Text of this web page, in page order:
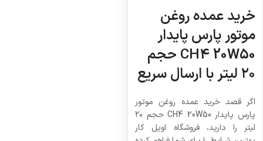
خرید عمده روغن
موتور پارس پایدار
CH4 20W50 حجم
۲۰ لیتر با ارسال سریع
اگر قصد خرید عمده روغن موتور
پارس پایدار CH4 20W50 حجم ۲۰
لیتر را دارید، فروشگاه اویل کار